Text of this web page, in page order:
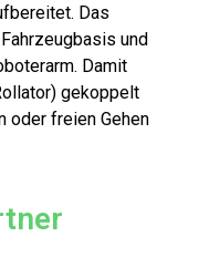
Das
und
Damit
gekoppelt
oder freien Gehen